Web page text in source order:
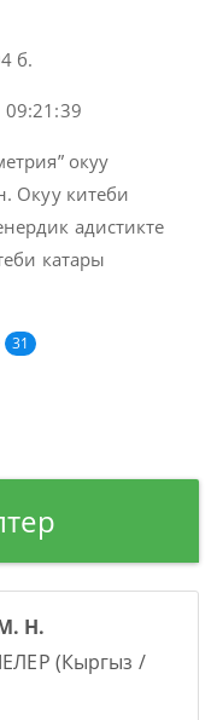
б.
окуу
Окуу китеби
адистикте
катары
31
Н.
(Кыргыз /